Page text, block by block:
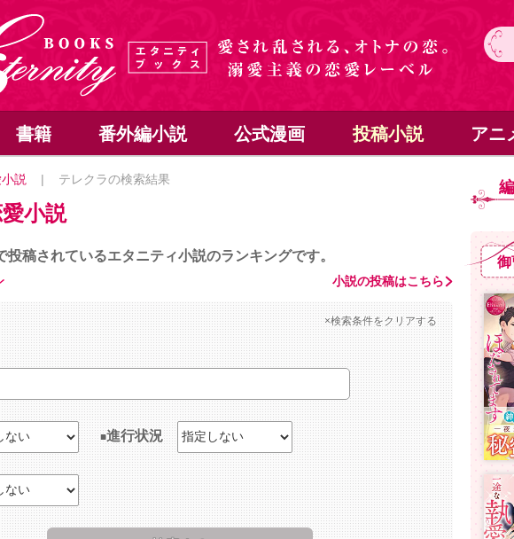
書籍 番外編小説 公式漫画 投稿小説 アニ
説 | テレクラの検索結果
小説
投稿されているエタニティ小説のランキングです。
小説の投稿はこちら
×検索条件をクリアする
進行状況